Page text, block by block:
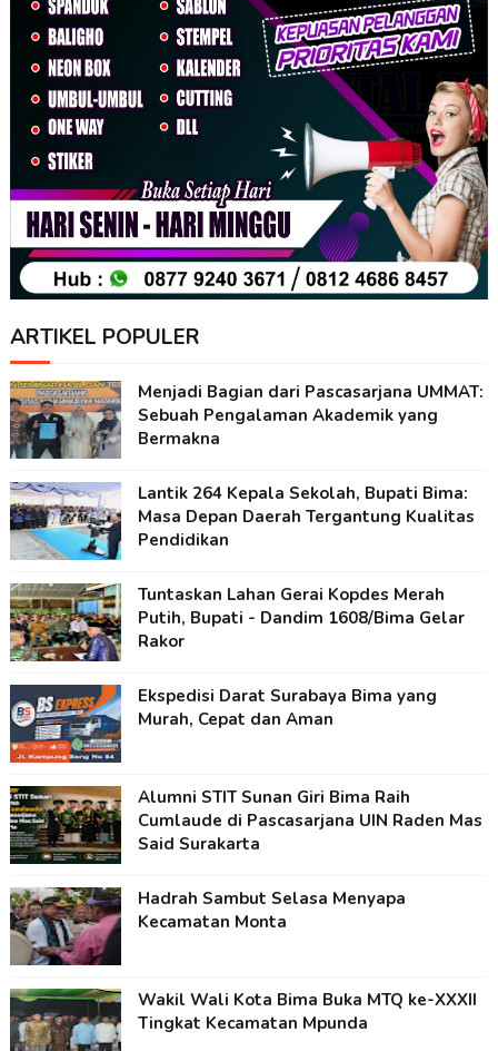
ARTIKEL POPULER
Menjadi Bagian dari Pascasarjana UMMAT:
Sebuah Pengalaman Akademik yang
Bermakna
Lantik 264 Kepala Sekolah, Bupati Bima:
Masa Depan Daerah Tergantung Kualitas
Pendidikan
Tuntaskan Lahan Gerai Kopdes Merah
Putih, Bupati - Dandim 1608/Bima Gelar
Rakor
Ekspedisi Darat Surabaya Bima yang
Murah, Cepat dan Aman
Alumni STIT Sunan Giri Bima Raih
Cumlaude di Pascasarjana UIN Raden Mas
Said Surakarta
Hadrah Sambut Selasa Menyapa
Kecamatan Monta
Wakil Wali Kota Bima Buka MTQ ke-XXXII
Tingkat Kecamatan Mpunda